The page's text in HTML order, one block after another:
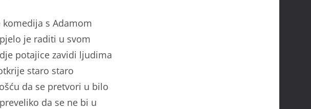
s Adamom
je raditi u svom
potajice zavidi ljudima
staro staro
da se pretvori u bilo
da se ne bi u